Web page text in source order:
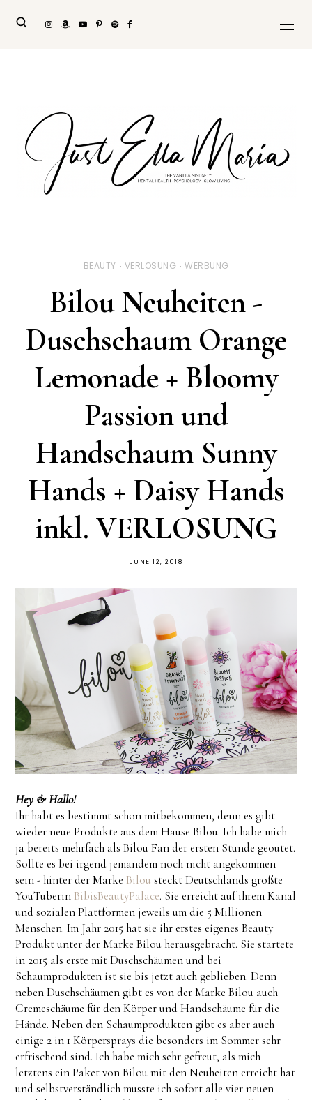
BEAUTY VERLOSUNG WERBUNG
Bilou Neuheiten -
Duschschaum Orange
Lemonade + Bloomy
Passion und
Handschaum Sunny
Hands + Daisy Hands
inkl. VERLOSUNG
JUNE 12, 2018
Hey & Hallo!
Ihr habt es bestimmt schon mitbekommen, denn es gibt
wieder neue Produkte aus dem Hause Bilou. Ich habe mich
ja bereits mehrfach als Bilou Fan der ersten Stunde geoutet.
Sollte es bei irgend jemandem noch nicht angekommen
sein - hinter der Marke Bilou steckt Deutschlands größte
YouTuberin BibisBeautyPalace. Sie erreicht auf ihrem Kanal
und sozialen Plattformen jeweils um die 5 Millionen
Menschen. Im Jahr 2015 hat sie ihr erstes eigenes Beauty
Produkt unter der Marke Bilou herausgebracht. Sie startete
in 2015 als erste mit Duschschäumen und bei
Schaumprodukten ist sie bis jetzt auch geblieben. Denn
neben Duschschäumen gibt es von der Marke Bilou auch
Cremeschäume für den Körper und Handschäume für die
Hände. Neben den Schaumprodukten gibt es aber auch
einige 2 in 1 Körpersprays die besonders im Sommer sehr
erfrischend sind. Ich habe mich sehr gefreut, als mich
letztens ein Paket von Bilou mit den Neuheiten erreicht hat
und selbstverständlich musste ich sofort alle vier neuen